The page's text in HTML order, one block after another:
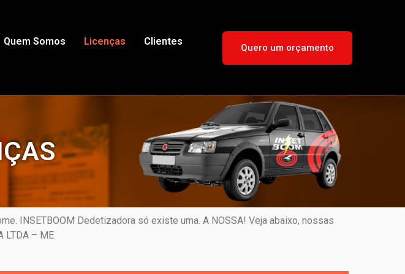
Quem Somos Licenças Clientes
Quero um orçamento
INSETBOOM Dedetizadora só existe uma. A NOSSA! Veja abaixo, nossas
LTDA – ME